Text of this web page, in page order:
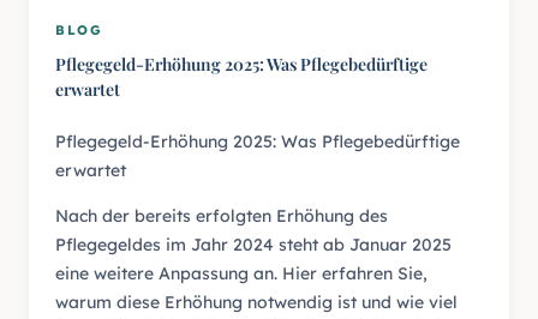
BLOG
Pflegegeld-Erhöhung 2025: Was Pflegebedürftige
erwartet
Pflegegeld-Erhöhung 2025: Was Pflegebedürftige
erwartet
Nach der bereits erfolgten Erhöhung des
Pflegegeldes im Jahr 2024 steht ab Januar 2025
eine weitere Anpassung an. Hier erfahren Sie,
warum diese Erhöhung notwendig ist und wie viel